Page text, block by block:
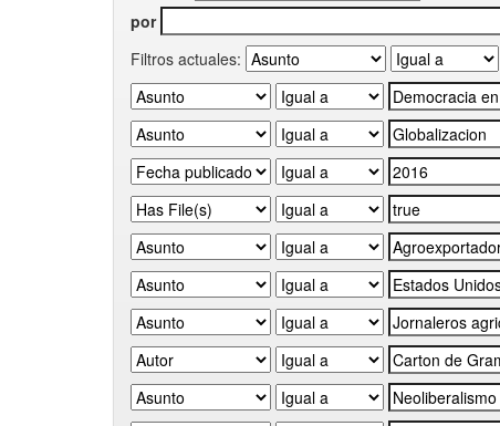
por
Filtros actuales: